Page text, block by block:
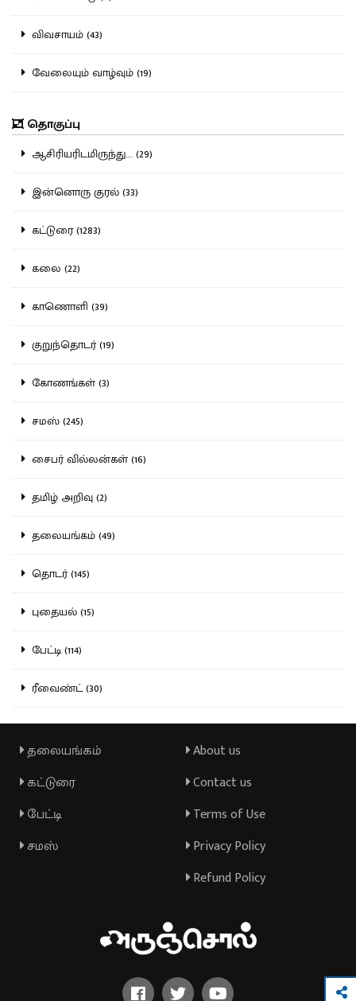
விவசாயம் (43)
வேலையும் வாழ்வும் (19)
தொகுப்பு
ஆசிரியரிடமிருந்து... (29)
இன்னொரு குரல் (33)
கட்டுரை (1283)
கலை (22)
காணொளி (39)
குறுந்தொடர் (19)
கோணங்கள் (3)
சமஸ் (245)
சைபர் வில்லன்கள் (16)
தமிழ் அறிவு (2)
தலையங்கம் (49)
தொடர் (145)
புதையல் (15)
பேட்டி (114)
ரீவைண்ட் (30)
தலையங்கம்
கட்டுரை
பேட்டி
சமஸ்
About us
Contact us
Terms of Use
Privacy Policy
Refund Policy